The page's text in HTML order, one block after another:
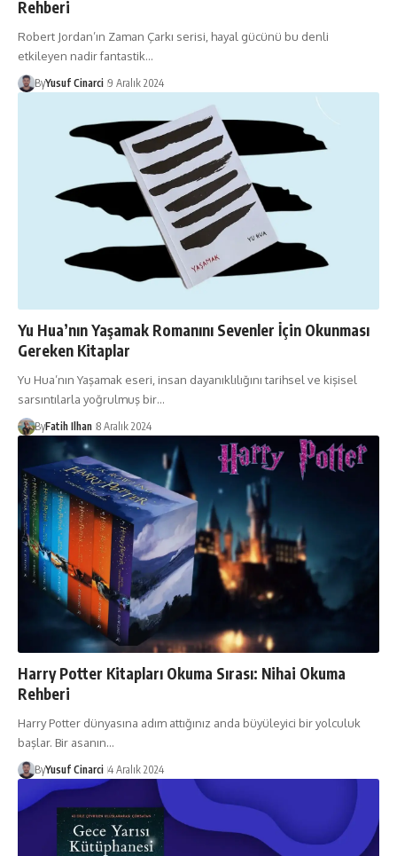
Rehberi
Robert Jordan’ın Zaman Çarkı serisi, hayal gücünü bu denli
etkileyen nadir fantastik…
ByYusuf Cinarci 9 Aralık 2024
Yu Hua’nın Yaşamak Romanını Sevenler İçin Okunması
Gereken Kitaplar
Yu Hua’nın Yaşamak eseri, insan dayanıklılığını tarihsel ve kişisel
sarsıntılarla yoğrulmuş bir…
ByFatih Ilhan 8 Aralık 2024
Harry Potter Kitapları Okuma Sırası: Nihai Okuma
Rehberi
Harry Potter dünyasına adım attığınız anda büyüleyici bir yolculuk
başlar. Bir asanın…
ByYusuf Cinarci 4 Aralık 2024